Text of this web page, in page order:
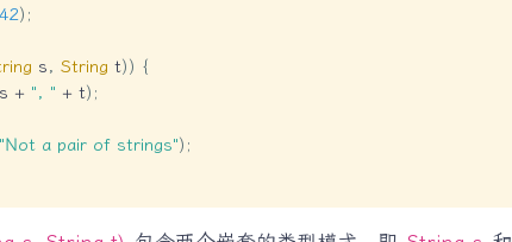
42) ;
s, String t)) {
s + ", " + t) ;
"Not a pair of strings") ;